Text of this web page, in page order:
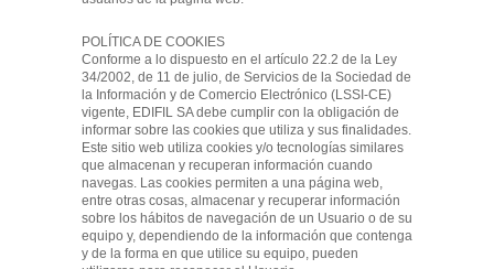
POLÍTICA DE COOKIES
Conforme a lo dispuesto en el artículo 22.2 de la Ley
34/2002, de 11 de julio, de Servicios de la Sociedad de
la Información y de Comercio Electrónico (LSSI-CE)
vigente, EDIFIL SA debe cumplir con la obligación de
informar sobre las cookies que utiliza y sus finalidades.
Este sitio web utiliza cookies y/o tecnologías similares
que almacenan y recuperan información cuando
navegas. Las cookies permiten a una página web,
entre otras cosas, almacenar y recuperar información
sobre los hábitos de navegación de un Usuario o de su
equipo y, dependiendo de la información que contenga
y de la forma en que utilice su equipo, pueden